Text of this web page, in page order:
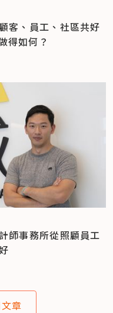
客、員工、社區共好
得如何？
師事務所從照顧員工
章